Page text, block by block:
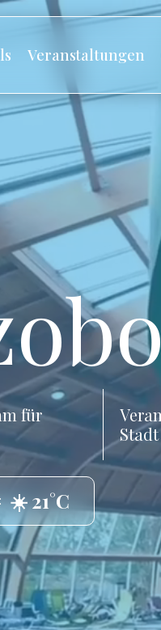
Veranstaltungen
für
Stadt
☀️ 21°C